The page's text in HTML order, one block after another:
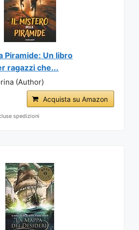
Piramide: Un libro
ragazzi che...
(Author)
Acquista su Amazon
spedizioni